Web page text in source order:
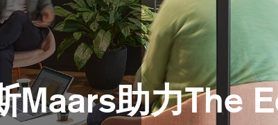
Maars助力The